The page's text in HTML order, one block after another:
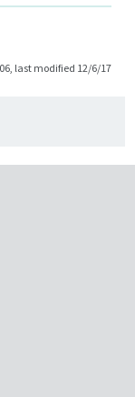
last modified 12/6/17